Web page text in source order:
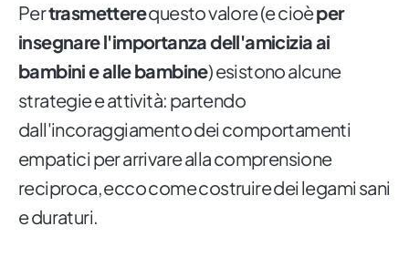
Pertrasmetterequesto valore (e cioèper
insegnare l'importanza dell'amicizia ai
bambini e alle bambine) esistono alcune
strategie e attività: partendo
dall'incoraggiamento dei comportamenti
empatici per arrivare alla comprensione
reciproca, ecco come costruire dei legami sani
e duraturi.